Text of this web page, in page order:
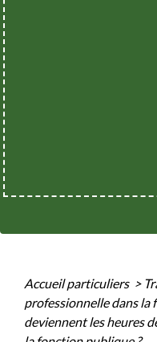
Accueil particuliers >
professionnelle dans
deviennent les heures